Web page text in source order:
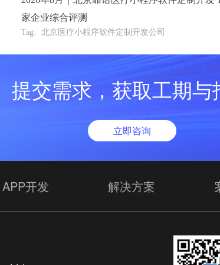
家企业综合评测
Tag: 北京医疗小程序软件定制开发公司
提交需求，获取工期与
立即咨询
APP开发 解决方案